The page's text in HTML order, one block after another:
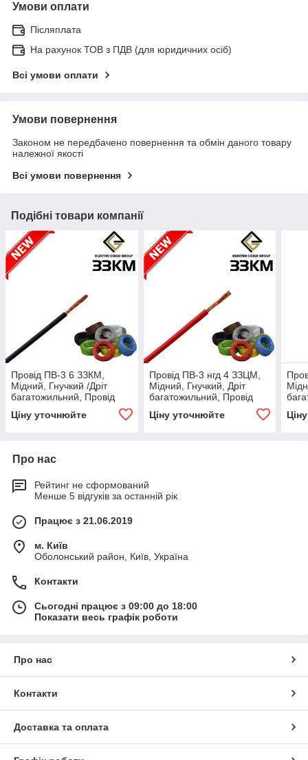
Умови оплати
Післяплата
На рахунок ТОВ з ПДВ (для юридичних осіб)
Всі умови оплати
Умови повернення
Законом не передбачено повернення та обмін даного товару
належної якості
Всі умови повернення
Подібні товари компанії
Провід ПВ-3 6 ЗЗКМ,
Мідний, Гнучкий /Дріт
багатожильний, Провід
одножильний
Ціну уточнюйте
Провід ПВ-3 нгд 4 ЗЗЦМ,
Мідний, Гнучкий, Дріт
багатожильний, Провід
одножильний
Ціну уточнюйте
Про нас
Рейтинг не сформований
Менше 5 відгуків за останній рік
Працює з 21.06.2019
м. Київ
Оболонський район, Київ, Україна
Контакти
Сьогодні працює з 09:00 до 18:00
Показати весь графік роботи
Про нас
Контакти
Доставка та оплата